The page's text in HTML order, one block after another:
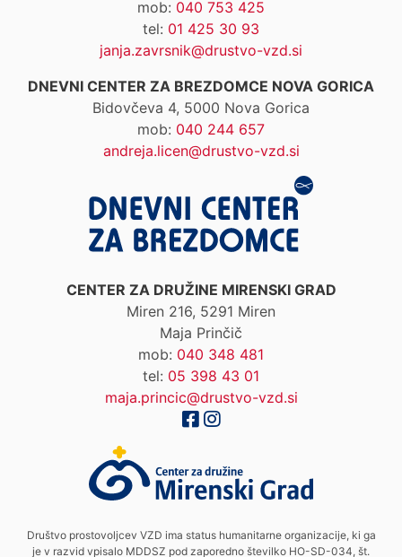
mob: 040 753 425
tel: 01 425 30 93
janja.zavrsnik@drustvo-vzd.si
DNEVNI CENTER ZA BREZDOMCE NOVA GORICA
Bidovčeva 4, 5000 Nova Gorica
mob: 040 244 657
andreja.licen@drustvo-vzd.si
CENTER ZA DRUŽINE MIRENSKI GRAD
Miren 216, 5291 Miren
Maja Prinčič
mob: 040 348 481
tel: 05 398 43 01
maja.princic@drustvo-vzd.si
Društvo prostovoljcev VZD ima status humanitarne organizacije, ki ga
je v razvid vpisalo MDDSZ pod zaporedno številko HO-SD-034, št.